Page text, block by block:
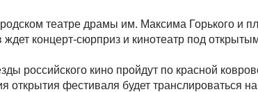
театре драмы им. Максима Горького и
концерт-сюрприз и кинотеатр под
российского кино пройдут по красной
фестиваля будет транслироваться